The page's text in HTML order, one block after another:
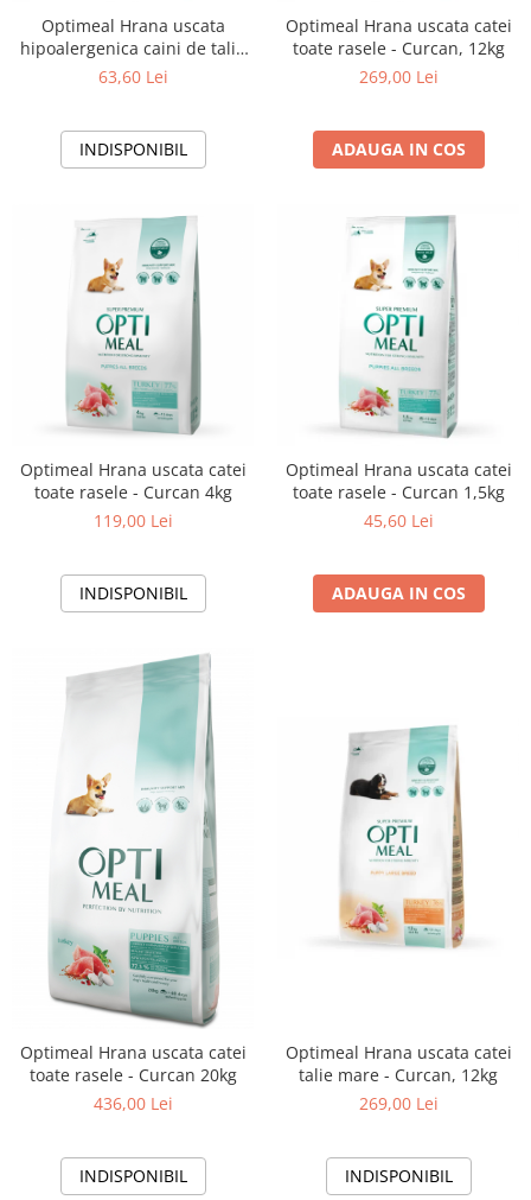
Optimeal Hrana uscata
hipoalergenica caini de talie
mica - Miel si orez, 1,5kg
63,60 Lei
INDISPONIBIL
Optimeal Hrana uscata catei
toate rasele - Curcan, 12kg
269,00 Lei
ADAUGA IN COS
Optimeal Hrana uscata catei
toate rasele - Curcan 4kg
119,00 Lei
INDISPONIBIL
Optimeal Hrana uscata catei
toate rasele - Curcan 1,5kg
45,60 Lei
ADAUGA IN COS
Optimeal Hrana uscata catei
toate rasele - Curcan 20kg
436,00 Lei
INDISPONIBIL
Optimeal Hrana uscata catei
talie mare - Curcan, 12kg
269,00 Lei
INDISPONIBIL